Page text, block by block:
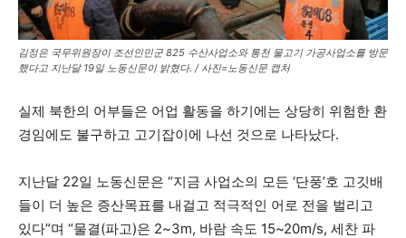
김정은 국무위원장이 조선인민군 825 수산사업소와 통천 물고기 가공사업소를 방문
했다고 지난달 19일 노동신문이 밝혔다. / 사진=노동신문 캡처
실제 북한의 어부들은 어업 활동을 하기에는 상당히 위험한 환
경임에도 불구하고 고기잡이에 나선 것으로 나타났다.
지난달 22일 노동신문은 “지금 사업소의 모든 ‘단풍’호 고깃배
들이 더 높은 증산목표를 내걸고 적극적인 어로 전을 벌리고
있다”며 “물결(파고)은 2~3m, 바람 속도 15~20m/s, 세찬 파